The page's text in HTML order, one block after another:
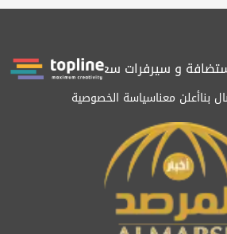
و سيرفرات سعوديةالمرصد حاصلة على
بناأعلن معناسياسة الخصوصية